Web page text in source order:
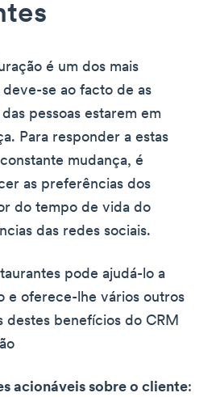
é um dos mais
se ao facto de as
pessoas estarem em
Para responder a estas
mudança, é
as preferências dos
do tempo de vida do
das redes sociais.
pode ajudá-lo a
e oferece-lhe vários outros
destes benefícios do CRM
acionáveis sobre o cliente: